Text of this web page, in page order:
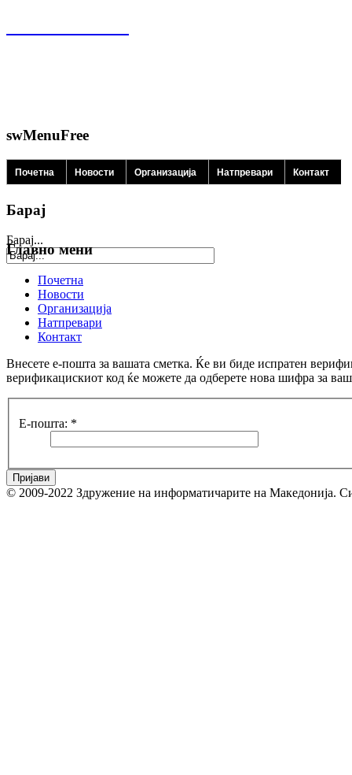
swMenuFree
Почетна Новости Организација Натпревари Контакт
Барај
Барај...
Главно мени
Почетна
Новости
Организација
Натпревари
Контакт
Внесете е-пошта за вашата сметка. Ќе ви биде испратен
верификацискиот код ќе можете да одберете нова шифра за
Е-пошта: *
Пријави
© 2009-2022 Здружение на информатичарите на Македонија.